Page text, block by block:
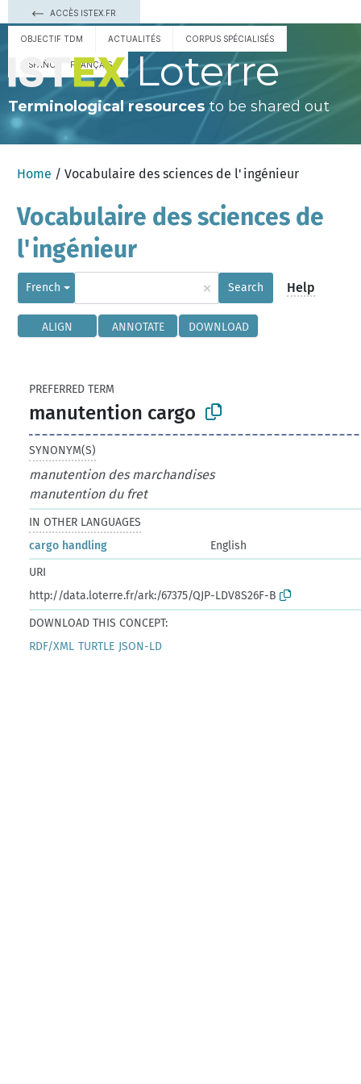
ACCÈS ISTEX.FR
OBJECTIF TDM ACTUALITÉS CORPUS SPÉCIALISÉS
ESPAÑOL FRANÇAIS Loterre
Terminological resourcesto be shared out
Home / Vocabulaire des sciences de l'ingénieur
Vocabulaire des sciences de
l'ingénieur
French × Search Help
ALIGN ANNOTATE DOWNLOAD
PREFERRED TERM
manutention cargo
SYNONYM(S)
manutention des marchandises
manutention du fret
IN OTHER LANGUAGES
cargo handling
English
URI
http://data.loterre.fr/ark:/67375/QJP-LDV8S26F-B
DOWNLOAD THIS CONCEPT:
RDF/XML TURTLE JSON-LD